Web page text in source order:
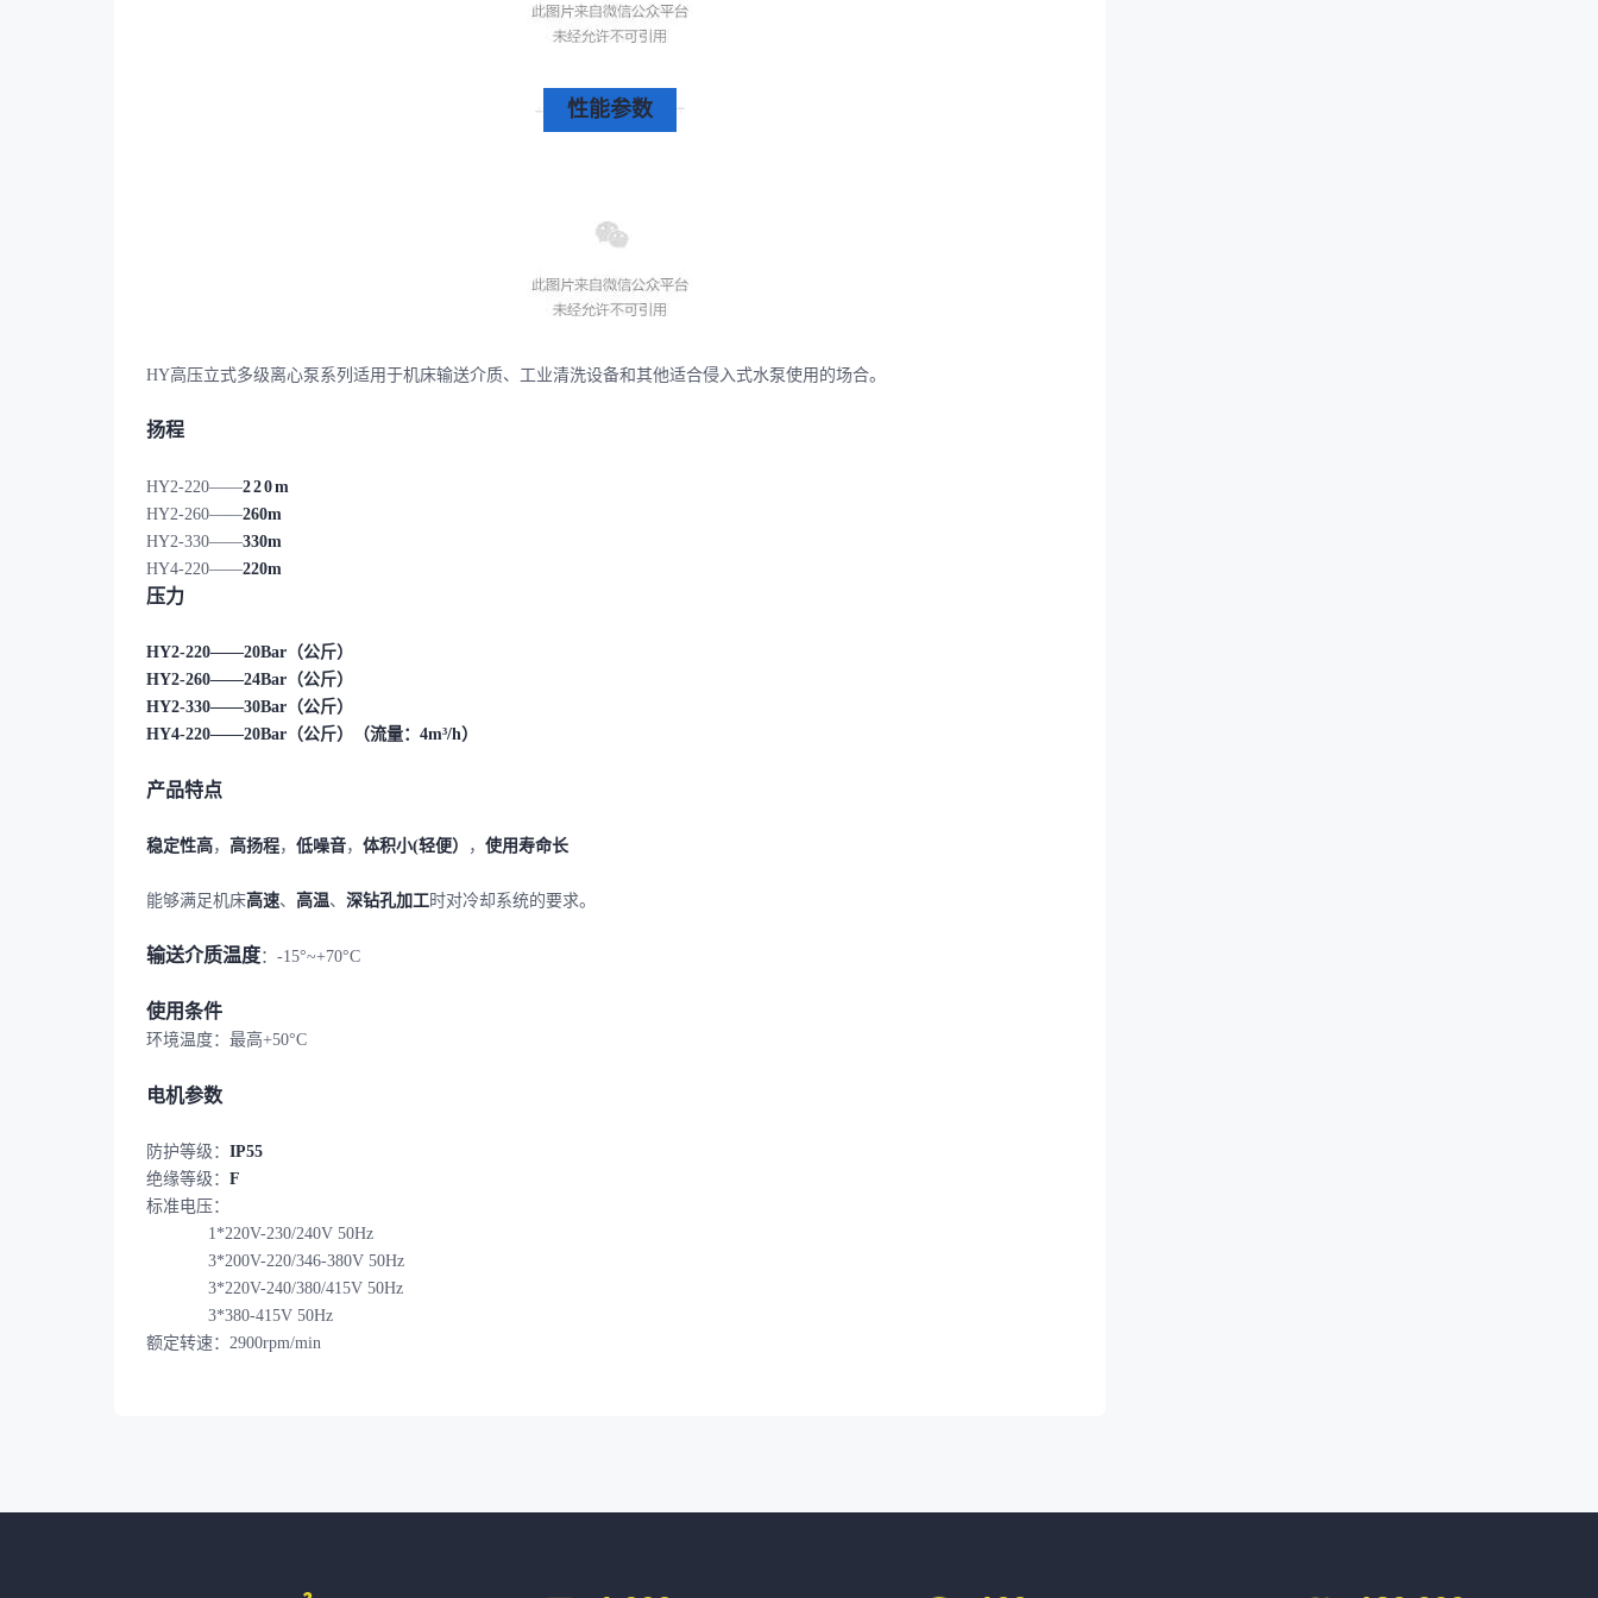
性能参数
HY高压立式多级离心泵系列适用于机床输送介质、工业清洗设备和其他适合侵入式水泵使用的场合。
扬程
HY2-220——220m
HY2-260——260m
HY2-330——330m
HY4-220——220m
压力
HY2-220——20Bar（公斤）
HY2-260——24Bar（公斤）
HY2-330——30Bar（公斤）
HY4-220——20Bar（公斤）（流量：4m³/h）
产品特点
稳定性高， 高扬程， 低噪音， 体积小(轻便） ， 使用寿命长
能够满足机床高速、 高温、 深钻孔加工时对冷却系统的要求。
输送介质温度：-15°~+70°C
使用条件
环境温度：最高+50°C
电机参数
防护等级： IP55
绝缘等级： F
标准电压：
1*220V-230/240V 50Hz
3*200V-220/346-380V 50Hz
3*220V-240/380/415V 50Hz
3*380-415V 50Hz
额定转速：2900rpm/min